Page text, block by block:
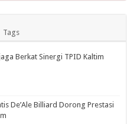
Tags
Berkat Sinergi TPID Kaltim
De’Ale Billiard Dorong Prestasi